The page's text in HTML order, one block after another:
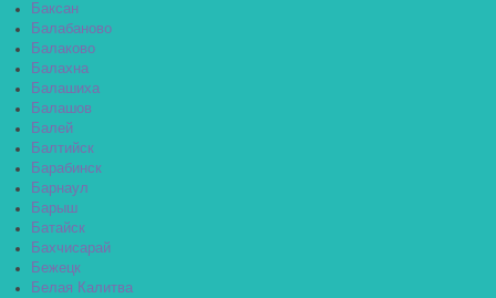
Баксан
Балабаново
Балаково
Балахна
Балашиха
Балашов
Балей
Балтийск
Барабинск
Барнаул
Барыш
Батайск
Бахчисарай
Бежецк
Белая Калитва